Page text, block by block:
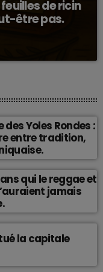
de ricin
être pas.
Yoles Rondes :
entre tradition,
qui le reggae et
jamais
la capitale